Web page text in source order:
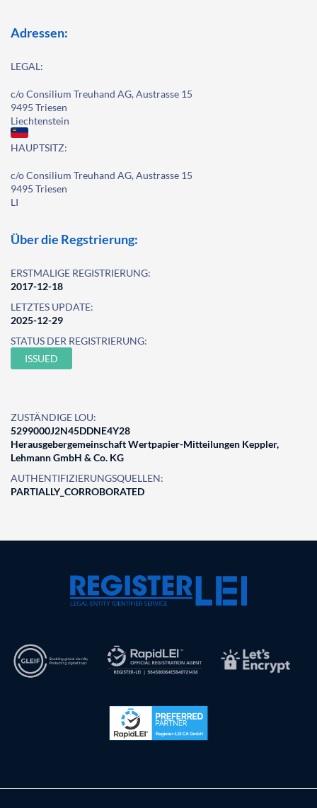
Adressen:
LEGAL:
c/o Consilium Treuhand AG, Austrasse 15
9495 Triesen
Liechtenstein
HAUPTSITZ:
c/o Consilium Treuhand AG, Austrasse 15
9495 Triesen
LI
Über die Regstrierung:
ERSTMALIGE REGISTRIERUNG:
2017-12-18
LETZTES UPDATE:
2025-12-29
STATUS DER REGISTRIERUNG:
ISSUED
ZUSTÄNDIGE LOU:
5299000J2N45DDNE4Y28
Herausgebergemeinschaft Wertpapier-Mitteilungen Keppler,
Lehmann GmbH & Co. KG
AUTHENTIFIZIERUNGSQUELLEN:
PARTIALLY_CORROBORATED